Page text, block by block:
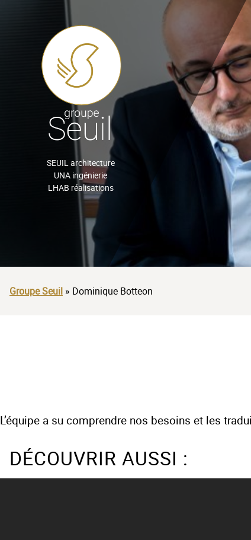
SEUIL architecture
UNA ingénierie
LHAB réalisations
Groupe Seuil » Dominique Botteon
L’équipe a su comprendre nos besoins et les
DÉCOUVRIR AUSSI :